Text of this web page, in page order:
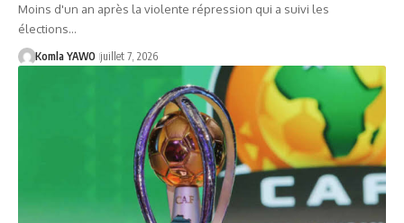
Moins d'un an après la violente répression qui a suivi les
élections…
Komla YAWO juillet 7, 2026